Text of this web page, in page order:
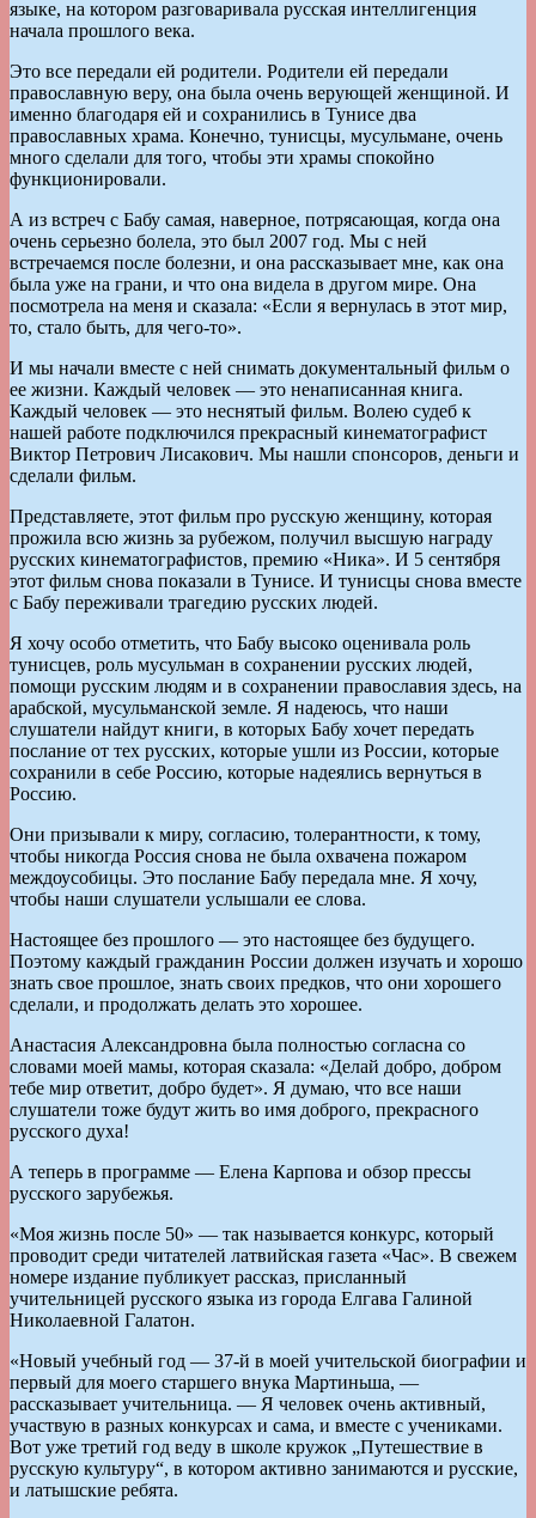
языке, на котором разговаривала русская интеллигенция
начала прошлого века.
Это все передали ей родители. Родители ей передали
православную веру, она была очень верующей женщиной. И
именно благодаря ей и сохранились в Тунисе два
православных храма. Конечно, тунисцы, мусульмане, очень
много сделали для того, чтобы эти храмы спокойно
функционировали.
А из встреч с Бабу самая, наверное, потрясающая, когда она
очень серьезно болела, это был 2007 год. Мы с ней
встречаемся после болезни, и она рассказывает мне, как она
была уже на грани, и что она видела в другом мире. Она
посмотрела на меня и сказала: «Если я вернулась в этот мир,
то, стало быть, для чего-то».
И мы начали вместе с ней снимать документальный фильм о
ее жизни. Каждый человек — это ненаписанная книга.
Каждый человек — это неснятый фильм. Волею судеб к
нашей работе подключился прекрасный кинематографист
Виктор Петрович Лисакович. Мы нашли спонсоров, деньги и
сделали фильм.
Представляете, этот фильм про русскую женщину, которая
прожила всю жизнь за рубежом, получил высшую награду
русских кинематографистов, премию «Ника». И 5 сентября
этот фильм снова показали в Тунисе. И тунисцы снова вместе
с Бабу переживали трагедию русских людей.
Я хочу особо отметить, что Бабу высоко оценивала роль
тунисцев, роль мусульман в сохранении русских людей,
помощи русским людям и в сохранении православия здесь, на
арабской, мусульманской земле. Я надеюсь, что наши
слушатели найдут книги, в которых Бабу хочет передать
послание от тех русских, которые ушли из России, которые
сохранили в себе Россию, которые надеялись вернуться в
Россию.
Они призывали к миру, согласию, толерантности, к тому,
чтобы никогда Россия снова не была охвачена пожаром
междоусобицы. Это послание Бабу передала мне. Я хочу,
чтобы наши слушатели услышали ее слова.
Настоящее без прошлого — это настоящее без будущего.
Поэтому каждый гражданин России должен изучать и хорошо
знать свое прошлое, знать своих предков, что они хорошего
сделали, и продолжать делать это хорошее.
Анастасия Александровна была полностью согласна со
словами моей мамы, которая сказала: «Делай добро, добром
тебе мир ответит, добро будет». Я думаю, что все наши
слушатели тоже будут жить во имя доброго, прекрасного
русского духа!
А теперь в программе — Елена Карпова и обзор прессы
русского зарубежья.
«Моя жизнь после 50» — так называется конкурс, который
проводит среди читателей латвийская газета «Час». В свежем
номере издание публикует рассказ, присланный
учительницей русского языка из города Елгава Галиной
Николаевной Галатон.
«Новый учебный год — 37-й в моей учительской биографии и
первый для моего старшего внука Мартиньша, —
рассказывает учительница. — Я человек очень активный,
участвую в разных конкурсах и сама, и вместе с учениками.
Вот уже третий год веду в школе кружок „Путешествие в
русскую культуру“, в котором активно занимаются и русские,
и латышские ребята.